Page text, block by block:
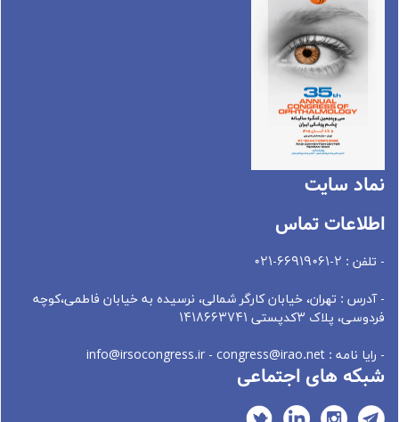
نماد سايت
اطلاعات تماس
- تلفن : 2-66919061-021
- آدرس : تهران، خيابان کارگر شمالی، نرسيده به خيابان فاطمی،کوچه
فردوسی، پلاک 3کدپستی 1418663741
- رایا نامه : info@irsocongress.ir - congress@irao.net
شبکه های اجتماعی